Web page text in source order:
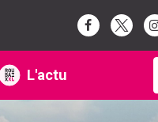
L'actu